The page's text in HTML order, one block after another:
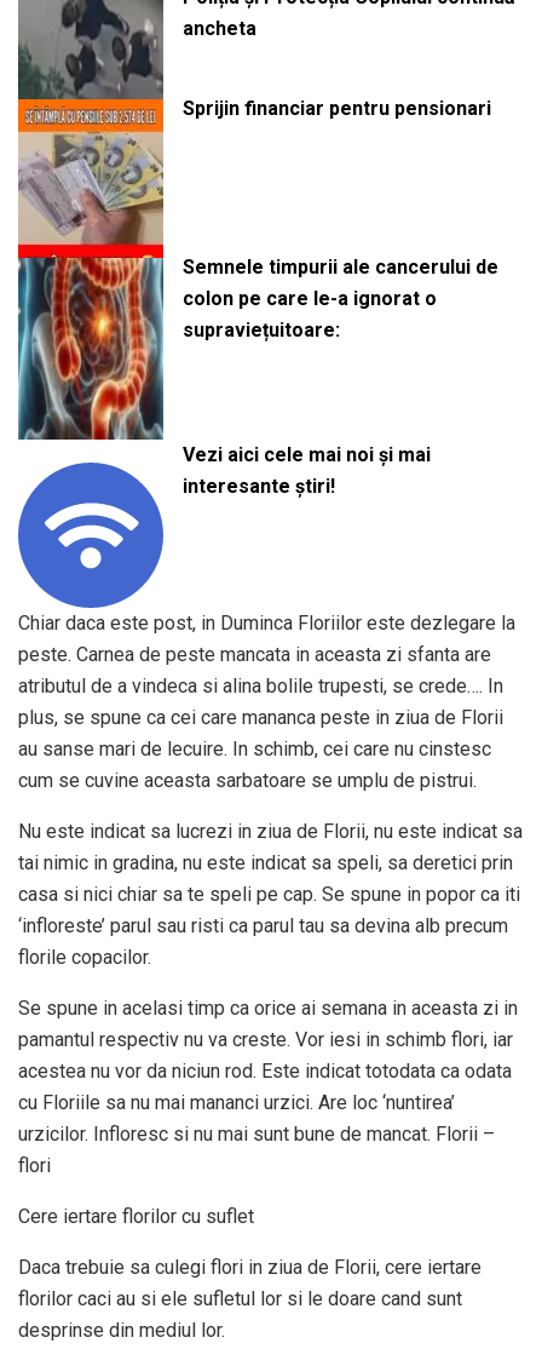
ancheta
Sprijin financiar pentru pensionari
Semnele timpurii ale cancerului de
colon pe care le-a ignorat o
supraviețuitoare:
Vezi aici cele mai noi și mai
interesante știri!
Chiar daca este post, in Duminca Floriilor este dezlegare la
peste. Carnea de peste mancata in aceasta zi sfanta are
atributul de a vindeca si alina bolile trupesti, se crede…. In
plus, se spune ca cei care mananca peste in ziua de Florii
au sanse mari de lecuire. In schimb, cei care nu cinstesc
cum se cuvine aceasta sarbatoare se umplu de pistrui.
Nu este indicat sa lucrezi in ziua de Florii, nu este indicat sa
tai nimic in gradina, nu este indicat sa speli, sa deretici prin
casa si nici chiar sa te speli pe cap. Se spune in popor ca iti
‘infloreste’ parul sau risti ca parul tau sa devina alb precum
florile copacilor.
Se spune in acelasi timp ca orice ai semana in aceasta zi in
pamantul respectiv nu va creste. Vor iesi in schimb flori, iar
acestea nu vor da niciun rod. Este indicat totodata ca odata
cu Floriile sa nu mai mananci urzici. Are loc ‘nuntirea’
urzicilor. Infloresc si nu mai sunt bune de mancat. Florii –
flori
Cere iertare florilor cu suflet
Daca trebuie sa culegi flori in ziua de Florii, cere iertare
florilor caci au si ele sufletul lor si le doare cand sunt
desprinse din mediul lor.